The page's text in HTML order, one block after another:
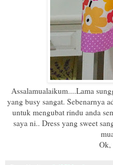
Assalamualaikum....Lama
yang busy sangat. Sebenarnya
untuk mengubat rindu anda
saya ni.. Dress yang sweet
Ok,